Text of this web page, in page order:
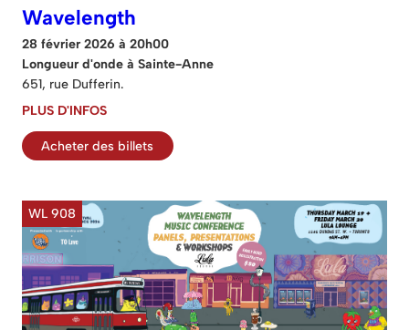
Wavelength
28 février 2026 à 20h00
Longueur d'onde à Sainte-Anne
651, rue Dufferin.
PLUS D'INFOS
Acheter des billets
WL 908